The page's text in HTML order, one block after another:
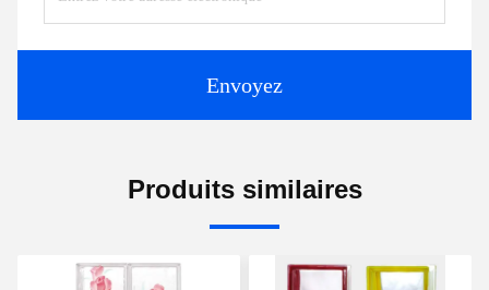
Envoyez
Produits similaires